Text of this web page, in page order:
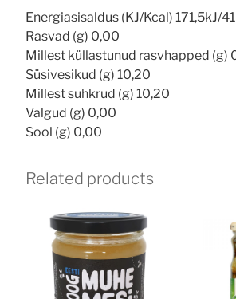
Energiasisaldus (KJ/Kcal) 171,5kJ/
Rasvad (g) 0,00
Millest küllastunud rasvhapped (g)
Süsivesikud (g) 10,20
Millest suhkrud (g) 10,20
Valgud (g) 0,00
Sool (g) 0,00
Related products